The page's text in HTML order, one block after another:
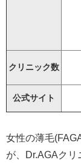
クリニック数
公式サイト
女性の薄毛
が、Dr.AGAク